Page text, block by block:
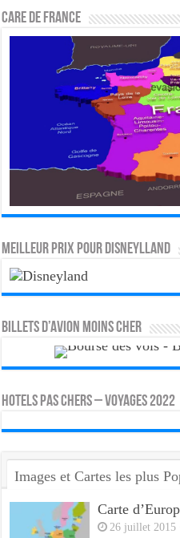
CARE DE FRANCE
MEILLEUR PRIX POUR DISNEYLLAND
Billets d’avion moins cher
HOTELS PAS CHERS – VOYAGES 2022
Images et Cartes les plus
Carte
26 juillet 2015